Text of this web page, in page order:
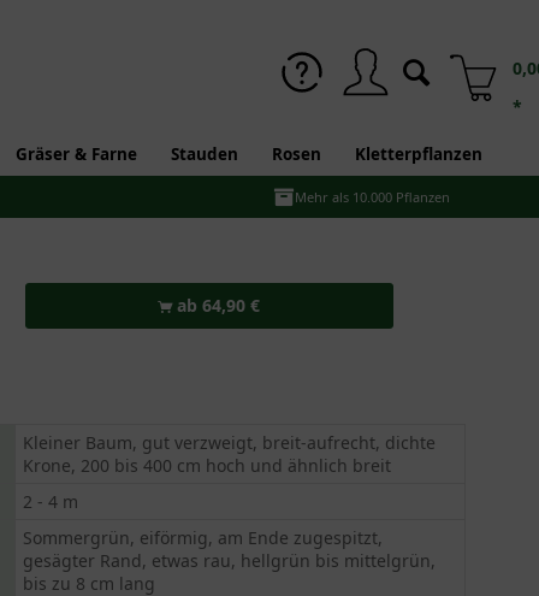
*
Gräser & Farne Stauden Rosen Kletterpflanzen
Mehr als 10.000 Pflanzen
ab 64,90 €
Kleiner Baum, gut verzweigt, breit-aufrecht, dichte
Krone, 200 bis 400 cm hoch und ähnlich breit
2 - 4 m
Sommergrün, eiförmig, am Ende zugespitzt,
gesägter Rand, etwas rau, hellgrün bis mittelgrün,
bis zu 8 cm lang